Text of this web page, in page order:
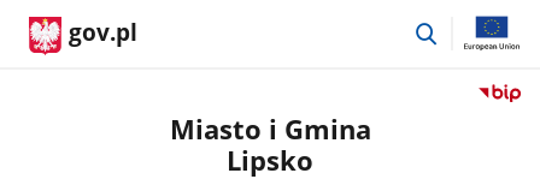
gov.pl
przejdź
Przejdź
Miasto i Gmina
Lipsko